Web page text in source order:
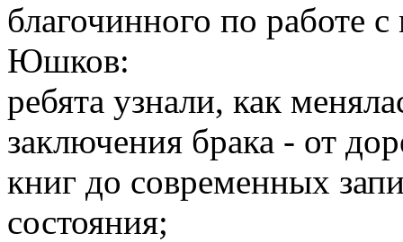
благочинного по работе
Юшков:
ребята узнали, как
заключения брака - от
книг до современных
состояния;